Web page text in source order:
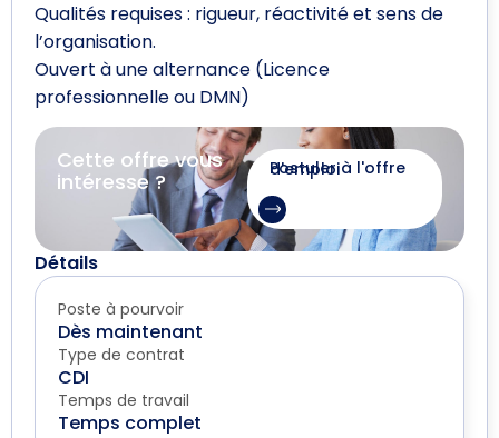
Qualités requises : rigueur, réactivité et sens de
l’organisation.
Ouvert à une alternance (Licence
professionnelle ou DMN)
Cette offre vous
intéresse ?
Postuler à l'offre d'emploi
Détails
Poste à pourvoir
Dès maintenant
Type de contrat
CDI
Temps de travail
Temps complet